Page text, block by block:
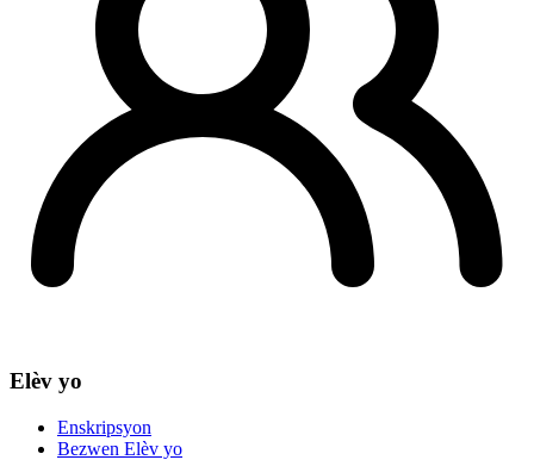
Elèv yo
Enskripsyon
Bezwen Elèv yo